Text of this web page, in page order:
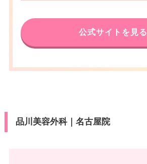
公式サイトを見る
品川美容外科｜名古屋院